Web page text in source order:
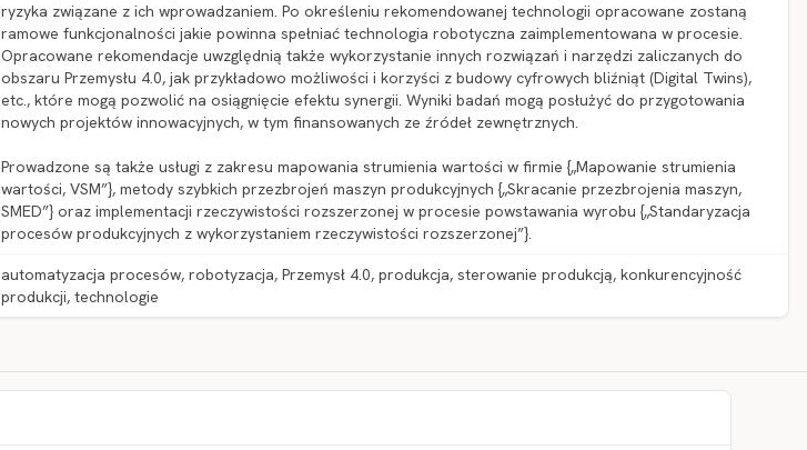
ryzyka związane z ich wprowadzaniem. Po określeniu rekomendowanej technologii opracowane zostaną
ramowe funkcjonalności jakie powinna spełniać technologia robotyczna zaimplementowana w procesie.
Opracowane rekomendacje uwzględnią także wykorzystanie innych rozwiązań i narzędzi zaliczanych do
obszaru Przemysłu 4.0, jak przykładowo możliwości i korzyści z budowy cyfrowych bliźniąt (Digital Twins),
etc., które mogą pozwolić na osiągnięcie efektu synergii. Wyniki badań mogą posłużyć do przygotowania
nowych projektów innowacyjnych, w tym finansowanych ze źródeł zewnętrznych.
Prowadzone są także usługi z zakresu mapowania strumienia wartości w firmie {„Mapowanie strumienia
wartości, VSM”}, metody szybkich przezbrojeń maszyn produkcyjnych {„Skracanie przezbrojenia maszyn,
SMED”} oraz implementacji rzeczywistości rozszerzonej w procesie powstawania wyrobu {„Standaryzacja
procesów produkcyjnych z wykorzystaniem rzeczywistości rozszerzonej”}.
automatyzacja procesów, robotyzacja, Przemysł 4.0, produkcja, sterowanie produkcją, konkurencyjność
produkcji, technologie